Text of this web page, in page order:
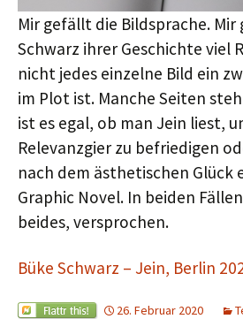
Mir gefällt die Bildsprache.
Schwarz ihrer Geschichte viel
nicht jedes einzelne Bild ein
im Plot ist. Manche Seiten
ist es egal, ob man Jein liest,
Relevanzgier zu befriedigen
nach dem ästhetischen Glück
Graphic Novel. In beiden
beides, versprochen.
Büke Schwarz – Jein, Berlin
26. Februar 2020